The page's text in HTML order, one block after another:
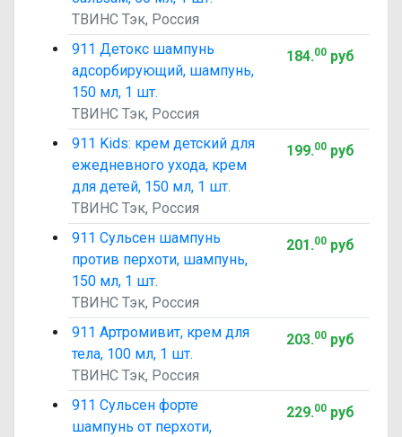
ТВИНС Тэк, Россия
911 Детокс шампунь
адсорбирующий, шампунь,
150 мл, 1 шт.
ТВИНС Тэк, Россия
184.00руб
911 Kids: крем детский для
ежедневного ухода, крем
для детей, 150 мл, 1 шт.
ТВИНС Тэк, Россия
199.00руб
911 Сульсен шампунь
против перхоти, шампунь,
150 мл, 1 шт.
ТВИНС Тэк, Россия
201.00руб
911 Артромивит, крем для
тела, 100 мл, 1 шт.
ТВИНС Тэк, Россия
203.00руб
911 Сульсен форте
шампунь от перхоти,
229.00руб